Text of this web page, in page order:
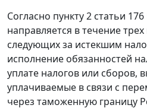
Согласно пункту 2 статьи 176
направляется в течение
следующих за истекшим
исполнение обязанностей
уплате налогов или сборов,
уплачиваемые в связи с
через таможенную границу